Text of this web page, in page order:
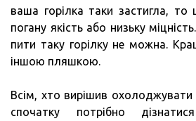
ваша горілка таки застигла, то
погану якість або низьку
пити таку горілку не можна.
іншою пляшкою.
Всім, хто вирішив охолоджувати
спочатку потрібно